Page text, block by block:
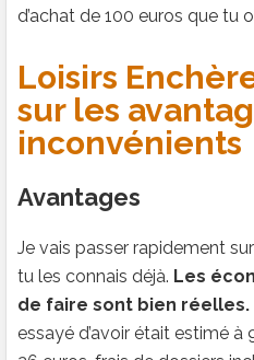
d’achat de 100 euros que tu
Loisirs
sur les
inconvénients
Avantages
Je vais passer rapidement
tu les connais déjà. Les
de faire sont bien réelles.
essayé d’avoir était estimé à